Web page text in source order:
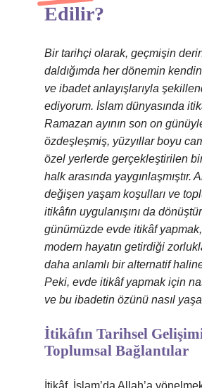
Edilir?
Bir tarihçi olarak, geçmişin
daldığımda her dönemin
ve ibadet anlayışlarıyla
ediyorum. İslam dünyasında
Ramazan ayının son on
özdeşleşmiş, yüzyıllar boyu
özel yerlerde gerçekleştirilen
halk arasında yaygınlaşmıştır.
değişen yaşam koşulları ve
itikâfın uygulanışını da
günümüzde evde itikâf
modern hayatın getirdiği
daha anlamlı bir alternatif
Peki, evde itikâf yapmak için
ve bu ibadetin özünü nasıl
İtikâfın Tarihsel
Toplumsal Bağlantılar
İtikâf, İslam’da Allah’a